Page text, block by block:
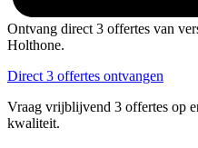
Ontvang direct 3 offertes van
Holthone.
Direct 3 offertes ontvangen
Vraag vrijblijvend 3 offertes op
kwaliteit.